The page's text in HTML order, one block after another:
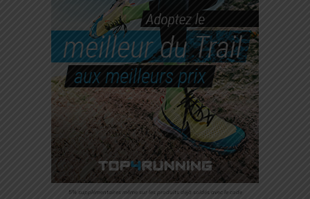
5% supplémentaires même sur les produits déjà soldés avec le code